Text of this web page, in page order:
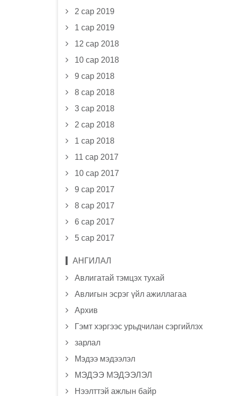
2 сар 2019
1 сар 2019
12 сар 2018
10 сар 2018
9 сар 2018
8 сар 2018
3 сар 2018
2 сар 2018
1 сар 2018
11 сар 2017
10 сар 2017
9 сар 2017
8 сар 2017
6 сар 2017
5 сар 2017
АНГИЛАЛ
Авлигатай тэмцэх тухай
Авлигын эсрэг үйл ажиллагаа
Архив
Гэмт хэргээс урьдчилан сэргийлэх
зарлал
Мэдээ мэдээлэл
МЭДЭЭ МЭДЭЭЛЭЛ
Нээлттэй ажлын байр